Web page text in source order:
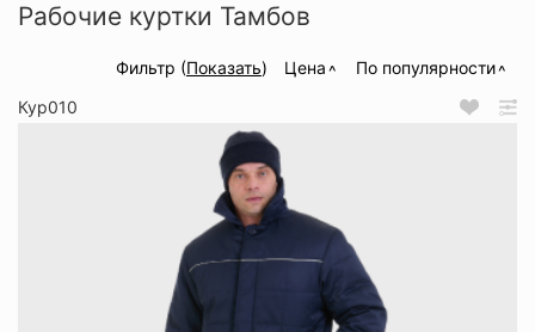
Рабочие куртки Тамбов
Фильтр (Показать) Цена
По популярности
Кур010